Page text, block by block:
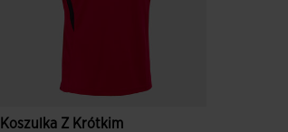
Koszulka Z Krótkim